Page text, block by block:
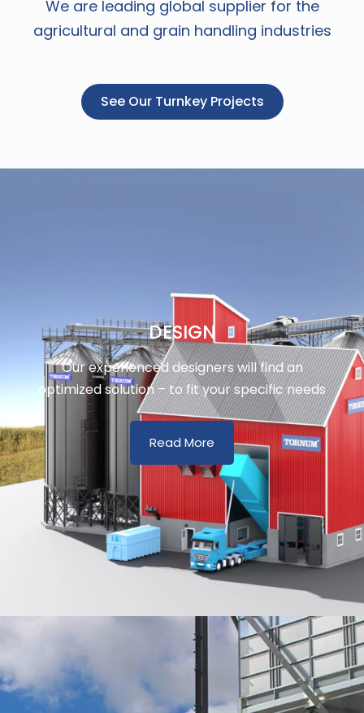
We are leading global supplier for the
agricultural and grain handling industries
See Our Turnkey Projects
DESIGN
Our experienced designers will find an
optimized solution – to fit your specific needs
Read More